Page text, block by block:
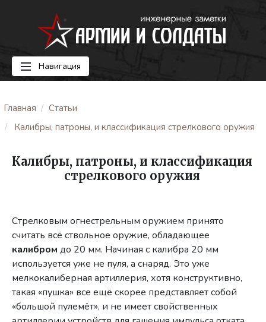
Навигация
Главная
Статьи
Калибры, патроны, и классификация стрелкового оружия
Калибры, патроны, и классификация
стрелкового оружия
Стрелковым огнестрельным оружием принято
считать всё ствольное оружие, обладающее
калибром до 20 мм. Начиная с калибра 20 мм
используется уже не пуля, а снаряд. Это уже
мелкокалиберная артиллерия, хотя конструктивно,
такая «пушка» все ещё скорее представляет собой
«большой пулемёт», и не имеет свойственных